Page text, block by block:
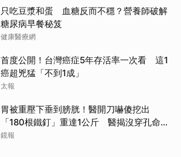
只吃豆漿和蛋 血糖反而不穩？營養師破解
糖尿病早餐秘笈
健康醫療網
首度公開！台灣癌症5年存活率一次看 這1
癌超兇猛「不到1成」
太報
胃被重壓下垂到膀胱！醫開刀嚇傻挖出
「180根鐵釘」重達1公斤 醫揭沒穿孔命大
全靠它
鏡報